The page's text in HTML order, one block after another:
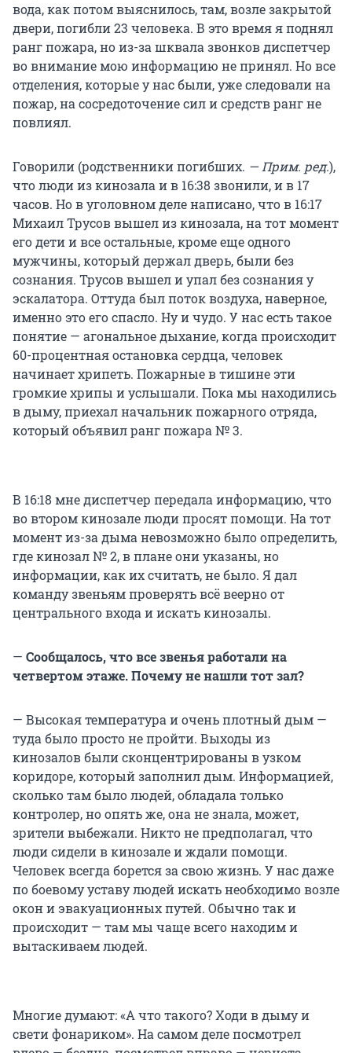
вода, как потом выяснилось, там, возле закрытой
двери, погибли 23 человека. В это время я поднял
ранг пожара, но из-за шквала звонков диспетчер
во внимание мою информацию не принял. Но все
отделения, которые у нас были, уже следовали на
пожар, на сосредоточение сил и средств ранг не
повлиял.
Говорили (родственники погибших. — Прим. ред.),
что люди из кинозала и в 16:38 звонили, и в 17
часов. Но в уголовном деле написано, что в 16:17
Михаил Трусов вышел из кинозала, на тот момент
его дети и все остальные, кроме еще одного
мужчины, который держал дверь, были без
сознания. Трусов вышел и упал без сознания у
эскалатора. Оттуда был поток воздуха, наверное,
именно это его спасло. Ну и чудо. У нас есть такое
понятие — агональное дыхание, когда происходит
60-процентная остановка сердца, человек
начинает хрипеть. Пожарные в тишине эти
громкие хрипы и услышали. Пока мы находились
в дыму, приехал начальник пожарного отряда,
который объявил ранг пожара № 3.
В 16:18 мне диспетчер передала информацию, что
во втором кинозале люди просят помощи. На тот
момент из-за дыма невозможно было определить,
где кинозал № 2, в плане они указаны, но
информации, как их считать, не было. Я дал
команду звеньям проверять всё веерно от
центрального входа и искать кинозалы.
— Сообщалось, что все звенья работали на
четвертом этаже. Почему не нашли тот зал?
— Высокая температура и очень плотный дым —
туда было просто не пройти. Выходы из
кинозалов были сконцентрированы в узком
коридоре, который заполнил дым. Информацией,
сколько там было людей, обладала только
контролер, но опять же, она не знала, может,
зрители выбежали. Никто не предполагал, что
люди сидели в кинозале и ждали помощи.
Человек всегда борется за свою жизнь. У нас даже
по боевому уставу людей искать необходимо возле
окон и эвакуационных путей. Обычно так и
происходит — там мы чаще всего находим и
вытаскиваем людей.
Многие думают: «А что такого? Ходи в дыму и
свети фонариком». На самом деле посмотрел